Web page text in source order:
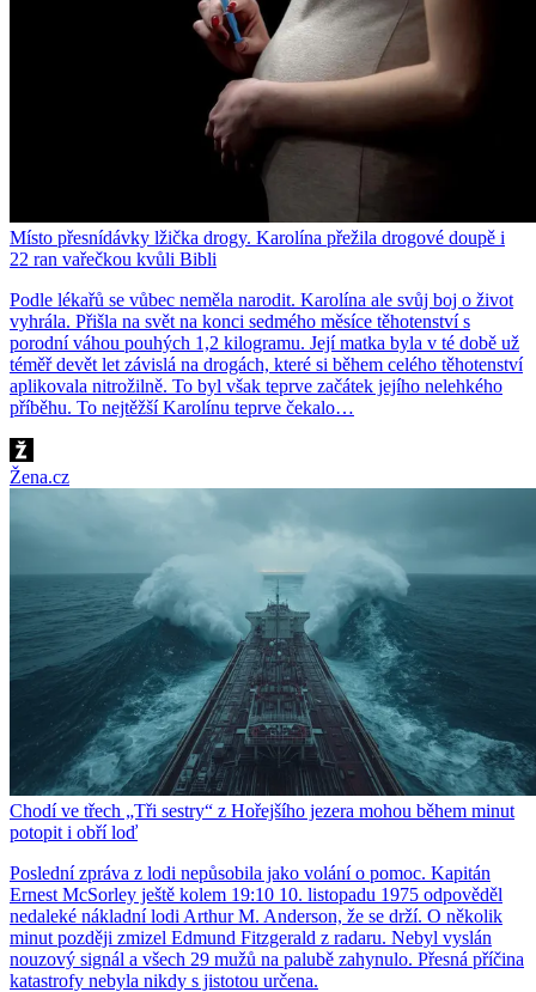
Místo přesnídávky lžička drogy. Karolína přežila drogové doupě i
22 ran vařečkou kvůli Bibli
Podle lékařů se vůbec neměla narodit. Karolína ale svůj boj o život
vyhrála. Přišla na svět na konci sedmého měsíce těhotenství s
porodní váhou pouhých 1,2 kilogramu. Její matka byla v té době už
téměř devět let závislá na drogách, které si během celého těhotenství
aplikovala nitrožilně. To byl však teprve začátek jejího nelehkého
příběhu. To nejtěžší Karolínu teprve čekalo…
Žena.cz
Chodí ve třech „Tři sestry“ z Hořejšího jezera mohou během minut
potopit i obří loď
Poslední zpráva z lodi nepůsobila jako volání o pomoc. Kapitán
Ernest McSorley ještě kolem 19:10 10. listopadu 1975 odpověděl
nedaleké nákladní lodi Arthur M. Anderson, že se drží. O několik
minut později zmizel Edmund Fitzgerald z radaru. Nebyl vyslán
nouzový signál a všech 29 mužů na palubě zahynulo. Přesná příčina
katastrofy nebyla nikdy s jistotou určena.